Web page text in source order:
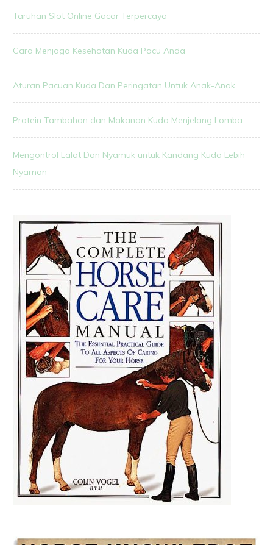
Taruhan Slot Online Gacor Terpercaya
Cara Menjaga Kesehatan Kuda Pacu Anda
Aturan Pacuan Kuda Dan Peringatan Untuk Anak-Anak
Protein Tambahan dan Makanan Kuda Menjelang Lomba
Mengontrol Lalat Dan Nyamuk untuk Kandang Kuda Lebih
Nyaman